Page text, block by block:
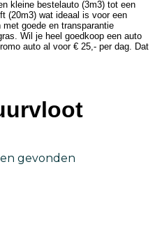
kleine bestelauto (3m3) tot een
(20m3) wat ideaal is voor een
goede en transparantie
Wil je heel goedkoop een auto
auto al voor € 25,- per dag. Dat